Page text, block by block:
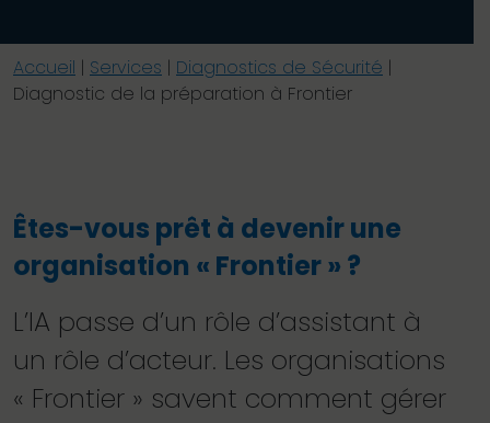
Accueil | Services | Diagnostics de Sécurité |
Diagnostic de la préparation à Frontier
Êtes-vous prêt à devenir une
organisation « Frontier » ?
L’IA passe d’un rôle d’assistant à
un rôle d’acteur. Les organisations
« Frontier » savent comment gérer